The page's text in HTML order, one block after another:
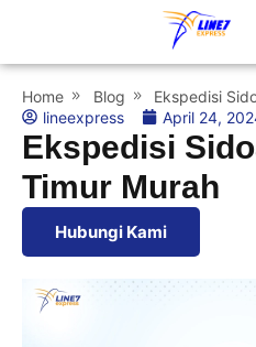
Home Blog
Ekspedisi
lineexpress
April 24,
Ekspedisi
Timur Murah
Hubungi Kami